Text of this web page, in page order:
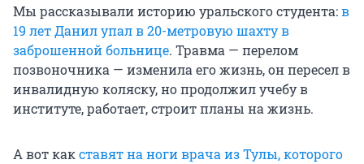
Мы рассказывали историю уральского студента:в
19 лет Данил упал в 20-метровую шахту в
заброшенной больнице. Травма — перелом
позвоночника — изменила его жизнь, он пересел в
инвалидную коляску, но продолжил учебу в
институте, работает, строит планы на жизнь.
А вот какставят на ноги врача из Тулы, которого